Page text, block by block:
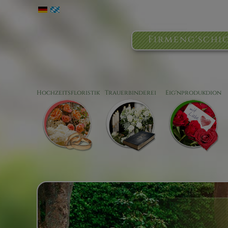
Hochzeitsfloristik Trauerbinderei Eig'nprodukdion